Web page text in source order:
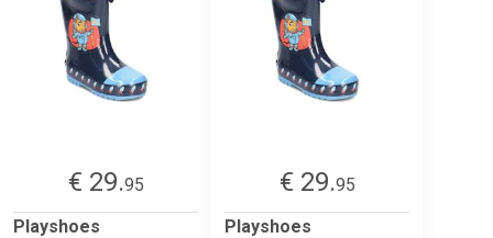
€ 29.95
Playshoes
€ 29.95
Playshoes